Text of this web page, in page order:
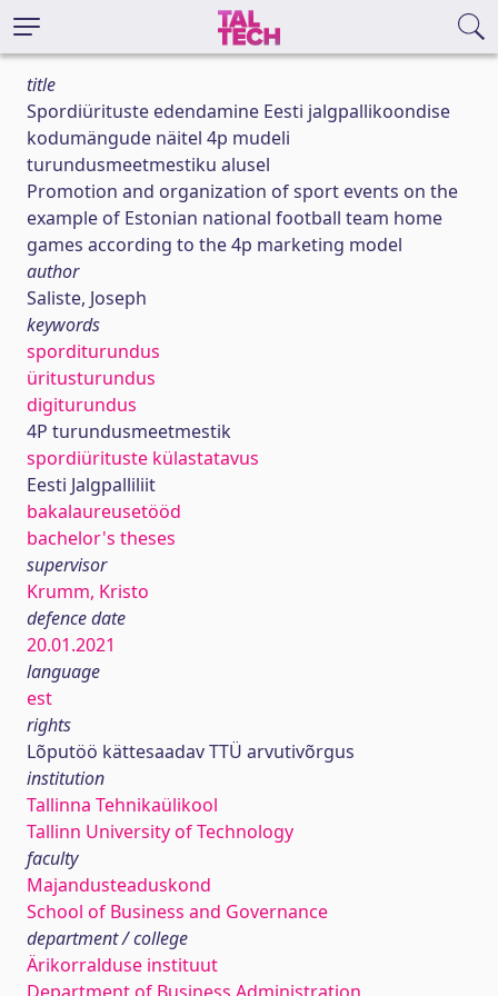
title
Spordiürituste edendamine Eesti jalgpallikoondise
kodumängude näitel 4p mudeli
turundusmeetmestiku alusel
Promotion and organization of sport events on the
example of Estonian national football team home
games according to the 4p marketing model
author
Saliste, Joseph
keywords
sporditurundus
üritusturundus
digiturundus
4P turundusmeetmestik
spordiürituste külastatavus
Eesti Jalgpalliliit
bakalaureusetööd
bachelor's theses
supervisor
Krumm, Kristo
defence date
20.01.2021
language
est
rights
Lõputöö kättesaadav TTÜ arvutivõrgus
institution
Tallinna Tehnikaülikool
Tallinn University of Technology
faculty
Majandusteaduskond
School of Business and Governance
department / college
Ärikorralduse instituut